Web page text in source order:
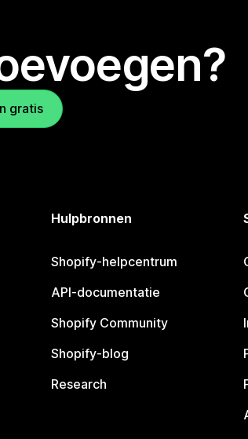
gratis
Hulpbronnen
Shopify-helpcentrum
API-documentatie
Shopify Community
Shopify-blog
Research